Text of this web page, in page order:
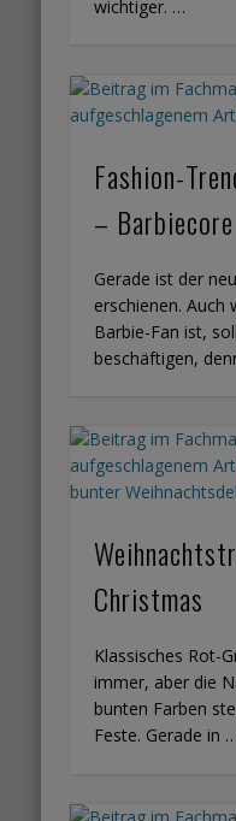
wichtiger. …
Fashion-
– Barbiecore
Gerade ist der
erschienen. Auch
Barbie-Fan ist,
beschäftigen,
Christmas
Klassisches Rot-
immer, aber die
bunten Farben
Feste. Gerade in …